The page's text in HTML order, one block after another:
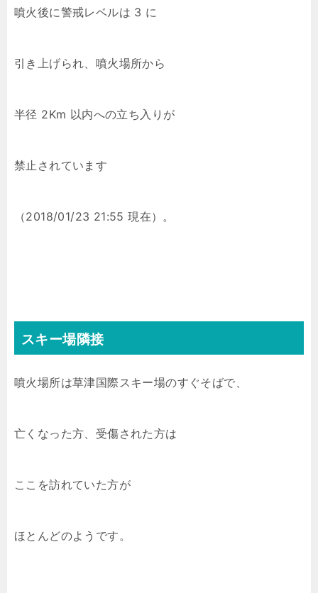
噴火後に警戒レベルは 3 に
引き上げられ、噴火場所から
半径 2Km 以内への立ち入りが
禁止されています
（2018/01/23 21:55 現在）。
スキー場隣接
噴火場所は草津国際スキー場のすぐそばで、
亡くなった方、受傷された方は
ここを訪れていた方が
ほとんどのようです。